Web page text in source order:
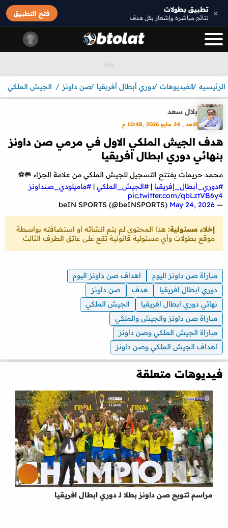
× تطبيق بطولات
نتائج مباشرة وإشعار بكل هدف
فتح التطبيق
الرئيسيه الفيديوهات دوري أبطال أفريقيا صن داونز الجيش الملكي
بلال سعد
الاحد , 24 مايو 2026 ,10:48 م
هدف الجيش الملكي الاول في مرمي صن داونز
بنهائي دوري ابطال افريقيا
محمد حريمات يفتتح التسجيل للجيش الملكي من علامة الجزاء 🥅⚽️
#دوري_أبطال_إفريقيا | #الجيش_الملكي | #ماميلودي_صنداونز
pic.twitter.com/qbLztVB6y4
— beIN SPORTS (@beINSPORTS)
May 24, 2026
إخلاء مسئولية: هذا المحتوى لم يتم انشائه او استضافته بواسطة
موقع بطولات وأي مسئولية قانونية تقع على عاتق الطرف الثالث
مباراة صن داونز اليوم
اهداف صن داونز اليوم
دوري ابطال افريقيا
هدف
صن داونز
نهائي دوري ابطال افريقيا
الجيش الملكي
مباراة صن داونز والجيش والملكي
مباراة الجيش الملكي وصن داونز
اهداف الجيش الملكي وصن داونز
فيديوهات متعلقة
مراسم تتويج صن داونز بطلا لـ دوري ابطال افريقيا